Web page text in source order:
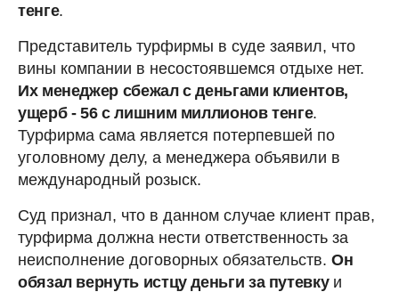
тенге.
Представитель турфирмы в суде заявил, что
вины компании в несостоявшемся отдыхе нет.
Их менеджер сбежал с деньгами клиентов,
ущерб - 56 с лишним миллионов тенге.
Турфирма сама является потерпевшей по
уголовному делу, а менеджера объявили в
международный розыск.
Суд признал, что в данном случае клиент прав,
турфирма должна нести ответственность за
неисполнение договорных обязательств. Он
обязал вернуть истцу деньги за путевкуи